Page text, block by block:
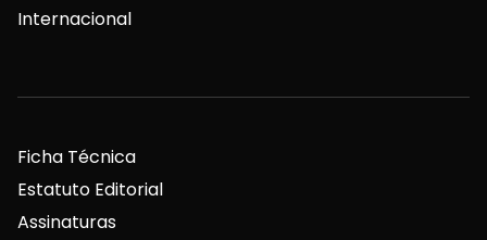
Internacional
Ficha Técnica
Estatuto Editorial
Assinaturas